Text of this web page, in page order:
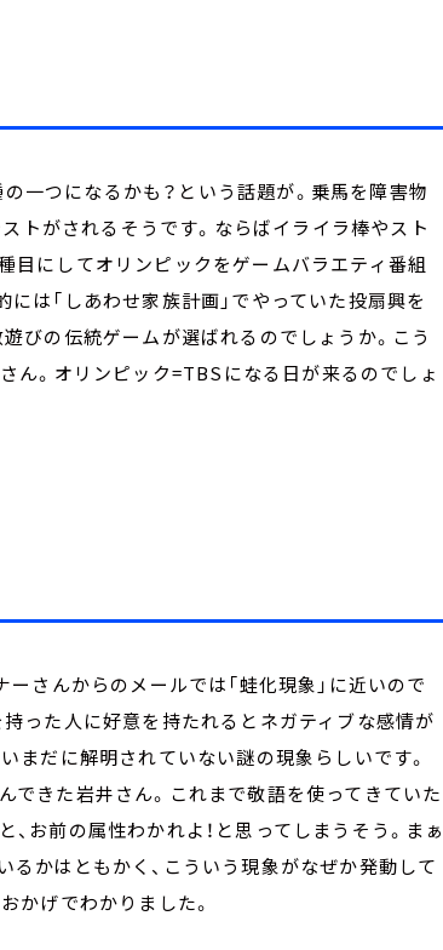
一つになるかも？という話題が。乗馬を障害物
トがされるそうです。ならばイライラ棒やスト
目にしてオリンピックをゲームバラエティ番組
は「しあわせ家族計画」でやっていた投扇興を
びの伝統ゲームが選ばれるのでしょうか。こう
ん。オリンピック=TBSになる日が来るのでしょ
ーさんからのメールでは「蛙化現象」に近いので
った人に好意を持たれるとネガティブな感情が
まだに解明されていない謎の現象らしいです。
きた岩井さん。これまで敬語を使ってきていた
お前の属性わかれよ！と思ってしまうそう。まぁ
かはともかく、こういう現象がなぜか発動して
かげでわかりました。